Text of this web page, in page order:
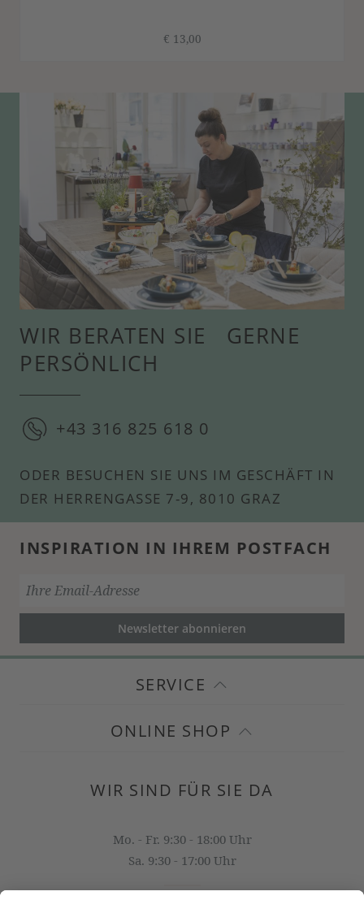
€ 13,00
WIR BERATEN SIE GERNE
PERSÖNLICH
+43 316 825 618 0
ODER BESUCHEN SIE UNS IM GESCHÄFT IN
DER HERRENGASSE 7-9, 8010 GRAZ
INSPIRATION IN IHREM POSTFACH
Newsletter abonnieren
SERVICE
ONLINE SHOP
WIR SIND FÜR SIE DA
Mo. - Fr. 9:30 - 18:00 Uhr
Sa. 9:30 - 17:00 Uhr